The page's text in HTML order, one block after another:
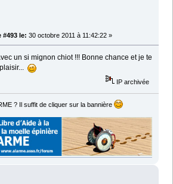
#493 le: 30 octobre 2011 à 11:42:22 »
un si mignon chiot !!! Bonne chance et je te
IP archivée
? Il suffit de cliquer sur la bannière